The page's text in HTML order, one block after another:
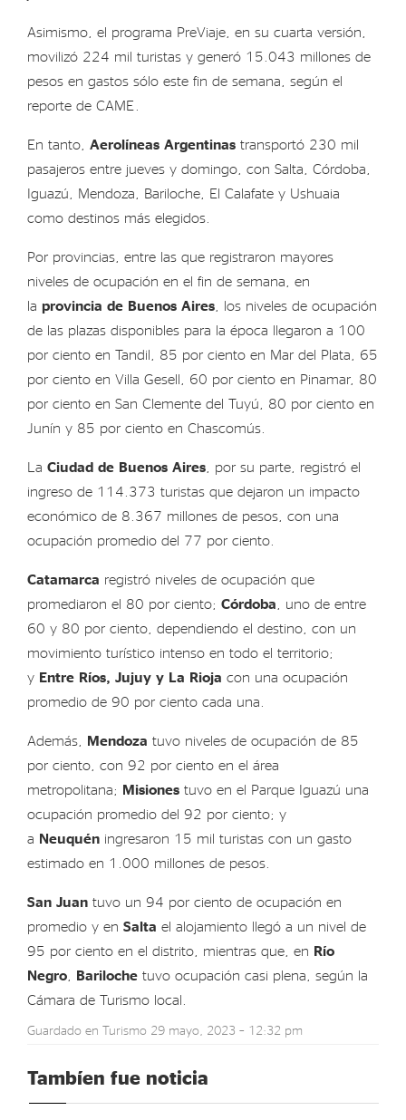
Asimismo, el programa PreViaje, en su cuarta versión,
movilizó 224 mil turistas y generó 15.043 millones de
pesos en gastos sólo este fin de semana, según el
reporte de CAME.
En tanto, Aerolíneas Argentinas transportó 230 mil
pasajeros entre jueves y domingo, con Salta, Córdoba,
Iguazú, Mendoza, Bariloche, El Calafate y Ushuaia
como destinos más elegidos.
Por provincias, entre las que registraron mayores
niveles de ocupación en el fin de semana, en
la provincia de Buenos Aires , los niveles de ocupación
de las plazas disponibles para la época llegaron a 100
por ciento en Tandil, 85 por ciento en Mar del Plata, 65
por ciento en Villa Gesell, 60 por ciento en Pinamar, 80
por ciento en San Clemente del Tuyú, 80 por ciento en
Junín y 85 por ciento en Chascomús.
La Ciudad de Buenos Aires , por su parte, registró el
ingreso de 114.373 turistas que dejaron un impacto
económico de 8.367 millones de pesos, con una
ocupación promedio del 77 por ciento.
Catamarca registró niveles de ocupación que
promediaron el 80 por ciento; Córdoba , uno de entre
60 y 80 por ciento, dependiendo el destino, con un
movimiento turístico intenso en todo el territorio;
y Entre Ríos, Jujuy y La Rioja con una ocupación
promedio de 90 por ciento cada una.
Además, Mendoza tuvo niveles de ocupación de 85
por ciento, con 92 por ciento en el área
metropolitana; Misiones tuvo en el Parque Iguazú una
ocupación promedio del 92 por ciento; y
a Neuquén ingresaron 15 mil turistas con un gasto
estimado en 1.000 millones de pesos.
San Juan tuvo un 94 por ciento de ocupación en
promedio y en Salta el alojamiento llegó a un nivel de
95 por ciento en el distrito, mientras que, en Río
Negro Bariloche tuvo ocupación casi plena, según la
Cámara de Turismo local.
Guardado en Turismo 29 mayo, 2023 – 12:32 pm
Tambíen fue noticia